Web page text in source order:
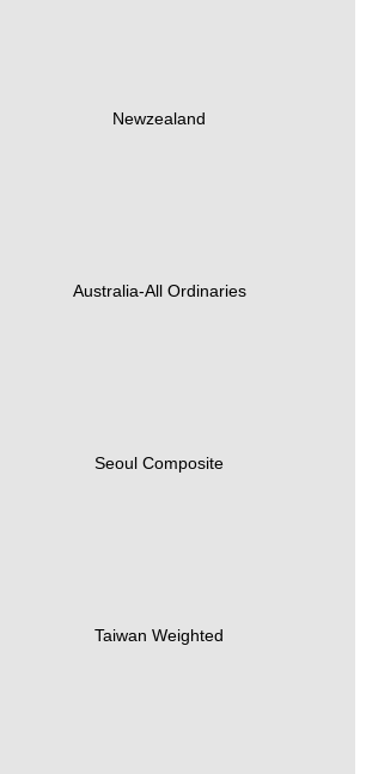
Newzealand
Australia-All Ordinaries
Seoul Composite
Taiwan Weighted